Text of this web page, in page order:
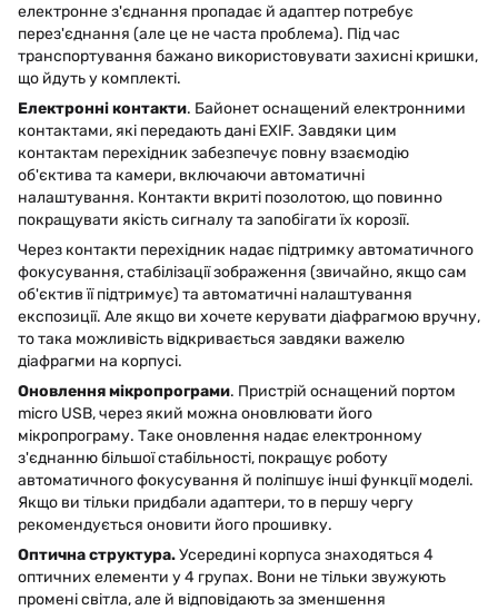
електронне з'єднання пропадає й адаптер потребує
перез'єднання (але це не часта проблема). Під час
транспортування бажано використовувати захисні кришки,
що йдуть у комплекті.
Електронні контакти. Байонет оснащений електронними
контактами, які передають дані EXIF. Завдяки цим
контактам перехідник забезпечує повну взаємодію
об'єктива та камери, включаючи автоматичні
налаштування. Контакти вкриті позолотою, що повинно
покращувати якість сигналу та запобігати їх корозії.
Через контакти перехідник надає підтримку автоматичного
фокусування, стабілізації зображення (звичайно, якщо сам
об'єктив її підтримує) та автоматичні налаштування
експозиції. Але якщо ви хочете керувати діафрагмою вручну,
то така можливість відкривається завдяки важелю
діафрагми на корпусі.
Оновлення мікропрограми. Пристрій оснащений портом
micro USB, через який можна оновлювати його
мікропрограму. Таке оновлення надає електронному
з'єднанню більшої стабільності, покращує роботу
автоматичного фокусування й поліпшує інші функції моделі.
Якщо ви тільки придбали адаптери, то в першу чергу
рекомендується оновити його прошивку.
Оптична структура.Усередині корпуса знаходяться 4
оптичних елементи у 4 групах. Вони не тільки звужують
промені світла, але й відповідають за зменшення